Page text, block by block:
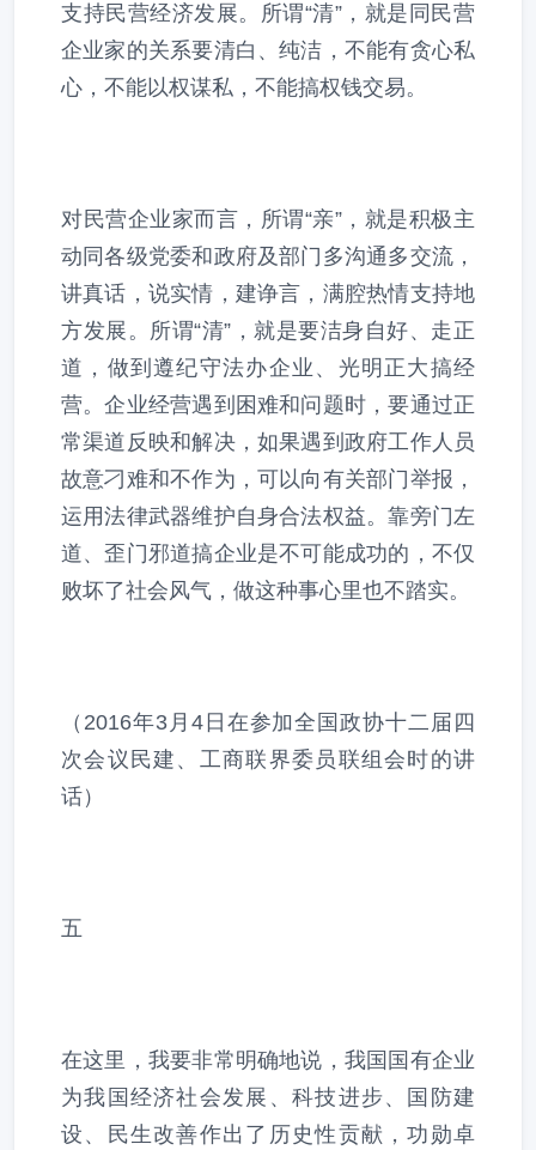
支持民营经济发展。所谓“清”，就是同民营
企业家的关系要清白、纯洁，不能有贪心私
心，不能以权谋私，不能搞权钱交易。
对民营企业家而言，所谓“亲”，就是积极主
动同各级党委和政府及部门多沟通多交流，
讲真话，说实情，建诤言，满腔热情支持地
方发展。所谓“清”，就是要洁身自好、走正
道，做到遵纪守法办企业、光明正大搞经
营。企业经营遇到困难和问题时，要通过正
常渠道反映和解决，如果遇到政府工作人员
故意刁难和不作为，可以向有关部门举报，
运用法律武器维护自身合法权益。靠旁门左
道、歪门邪道搞企业是不可能成功的，不仅
败坏了社会风气，做这种事心里也不踏实。
（2016年3月4日在参加全国政协十二届四
次会议民建、工商联界委员联组会时的讲
话）
五
在这里，我要非常明确地说，我国国有企业
为我国经济社会发展、科技进步、国防建
设、民生改善作出了历史性贡献，功勋卓